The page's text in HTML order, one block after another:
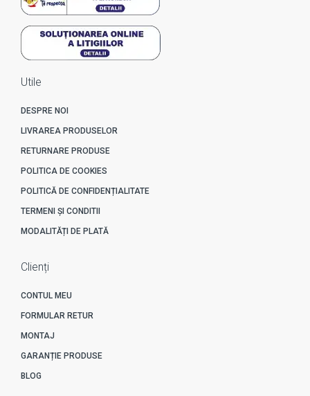
Utile
DESPRE NOI
LIVRAREA PRODUSELOR
RETURNARE PRODUSE
POLITICA DE COOKIES
POLITICĂ DE CONFIDENȚIALITATE
TERMENI ȘI CONDITII
MODALITĂȚI DE PLATĂ
Clienți
CONTUL MEU
FORMULAR RETUR
MONTAJ
GARANȚIE PRODUSE
BLOG